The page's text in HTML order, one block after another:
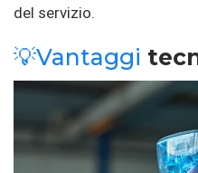
del servizio.
💡Vantaggi